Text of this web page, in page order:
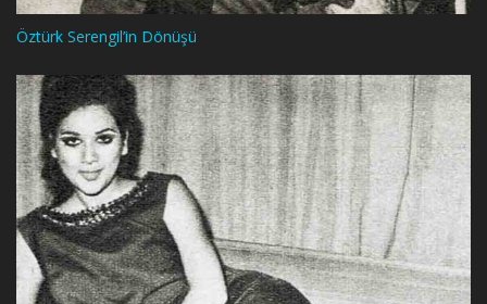
Öztürk Serengil’in Dönüşü